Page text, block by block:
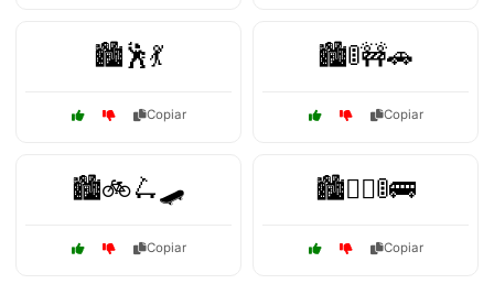
🏙️🕺💃
Copiar
🏙️🚦🚧🚗
Copiar
🏙️🚲🛴🛹
Copiar
🏙️🚶‍♂️🚦🚌
Copiar